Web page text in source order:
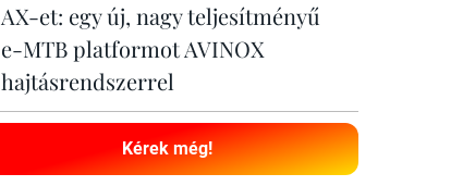
AX-et: egy új, nagy teljesítményű
e-MTB platformot AVINOX
hajtásrendszerrel
Kérek még!